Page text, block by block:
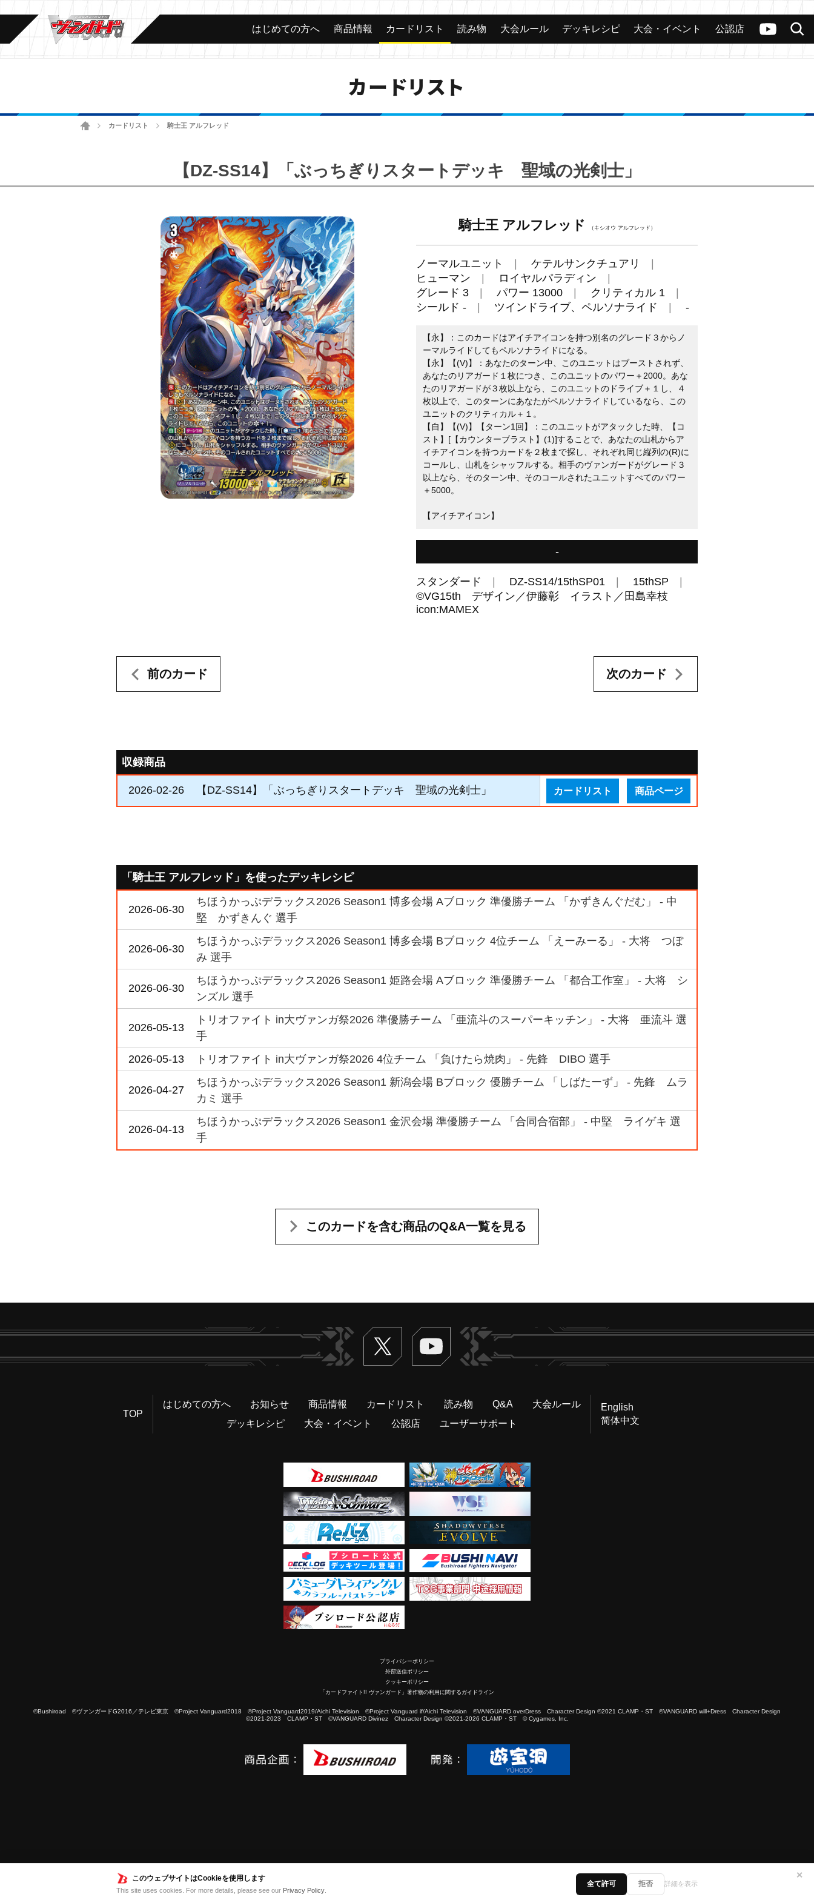
このウェブサイトはCookieを使用します
This site uses cookies. For more details, please see our Privacy Policy
全て許可 拒否 詳細を表示
✕
ヴァンガードch
検索
カード 大会 公認店舗 その他
はじめての方へ 商品情報 カードリスト 読み物 大会ルール デッキレシピ 大会・イベント 公認店
カードリスト
ホームカードリスト 騎士王 アルフレッド
【DZ-SS14】「ぶっちぎりスタートデッキ 聖域の光剣士」
騎士王 アルフレッド （キシオウ アルフレッド）
ノーマルユニット
ケテルサンクチュアリ
ヒューマン
ロイヤルパラディン
グレード 3
パワー 13000
クリティカル 1
シールド -
ツインドライブ、ペルソナライド -
【永】：このカードはアイチアイコンを持つ別名のグレード３からノ
ーマルライドしてもペルソナライドになる。
【永】【(V)】：あなたのターン中、このユニットはブーストされず、
あなたのリアガード１枚につき、このユニットのパワー＋2000。あな
たのリアガードが３枚以上なら、このユニットのドライブ＋１し、４
枚以上で、このターンにあなたがペルソナライドしているなら、この
ユニットのクリティカル＋１。
【自】【(V)】【ターン1回】：このユニットがアタックした時、【コ
スト】[【カウンターブラスト】(1)]することで、あなたの山札からア
イチアイコンを持つカードを２枚まで探し、それぞれ同じ縦列の(R)に
コールし、山札をシャッフルする。相手のヴァンガードがグレード３
以上なら、そのターン中、そのコールされたユニットすべてのパワー
＋5000。
【アイチアイコン】
-
スタンダード DZ-SS14/15thSP01
15thSP
©VG15th デザイン／伊藤彰 イラスト／田島幸枝
icon:MAMEX
前のカード 次のカード
収録商品
2026-02-26 【DZ-SS14】「ぶっちぎりスタートデッキ 聖域の光剣士」 カードリスト 商品ページ
「騎士王 アルフレッド」を使ったデッキレシピ
2026-06-30
ちほうかっぷデラックス2026 Season1 博多会場 Aブロック 準優勝チーム 「かずきんぐだむ」 - 中
堅 かずきんぐ 選手
2026-06-30
ちほうかっぷデラックス2026 Season1 博多会場 Bブロック 4位チーム 「えーみーる」 - 大将 つぼ
み 選手
2026-06-30
ちほうかっぷデラックス2026 Season1 姫路会場 Aブロック 準優勝チーム 「都合工作室」 - 大将 シ
ンズル 選手
2026-05-13
トリオファイト in大ヴァンガ祭2026 準優勝チーム 「亜流斗のスーパーキッチン」 - 大将 亜流斗 選
手
2026-05-13
トリオファイト in大ヴァンガ祭2026 4位チーム 「負けたら焼肉」 - 先鋒 DIBO 選手
2026-04-27
ちほうかっぷデラックス2026 Season1 新潟会場 Bブロック 優勝チーム 「しばたーず」 - 先鋒 ムラ
カミ 選手
2026-04-13
ちほうかっぷデラックス2026 Season1 金沢会場 準優勝チーム 「合同合宿部」 - 中堅 ライゲキ 選
手
このカードを含む商品のQ&A一覧を見る
Twitter ヴァンガードch
TOP
はじめての方へ お知らせ 商品情報 カードリスト 読み物 Q&A
大会ルール
デッキレシピ
大会・イベント 公認店 ユーザーサポート
English
简体中文
プライバシーポリシー
外部送信ポリシー
クッキーポリシー
「カードファイト!! ヴァンガード」著作物の利用に関するガイドライン
©Bushiroad ©ヴァンガードG2016／テレビ東京 ©Project Vanguard2018 ©Project Vanguard2019/Aichi Television ©Project Vanguard if/Aichi Television ©VANGUARD overDress Character Design ©2021 CLAMP・ST ©VANGUARD will+Dress Character Design
©2021-2023 CLAMP・ST ©VANGUARD Divinez Character Design ©2021-2026 CLAMP・ST © Cygames, Inc.